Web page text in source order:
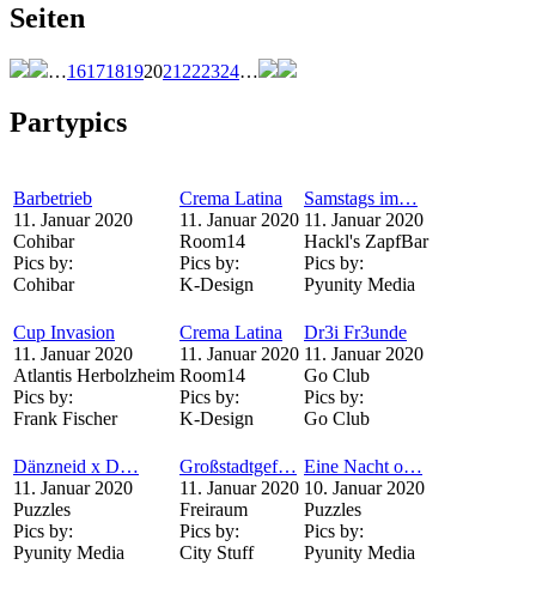
Seiten
…161718192021 222324…
Partypics
Barbetrieb
11. Januar 2020
Cohibar
Pics by:
Cohibar
Crema Latina
11. Januar 2020
Room14
Pics by:
K-Design
Samstags im…
11. Januar 2020
Hackl's ZapfBar
Pics by:
Pyunity Media
Cup Invasion
11. Januar 2020
Atlantis Herbolzheim
Pics by:
Frank Fischer
Crema Latina
11. Januar 2020
Room14
Pics by:
K-Design
Dr3i Fr3unde
11. Januar 2020
Go Club
Pics by:
Go Club
Dänzneid x D…
11. Januar 2020
Puzzles
Pics by:
Pyunity Media
Großstadtgef…
11. Januar 2020
Freiraum
Pics by:
City Stuff
Eine Nacht o…
10. Januar 2020
Puzzles
Pics by:
Pyunity Media